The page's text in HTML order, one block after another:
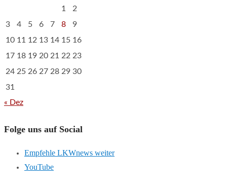
1
2
3
4 5 6 7 8
9
10 11 12 13 14 15 16
17 18 19 20 21 22 23
24 25 26 27 28 29 30
31
« Dez
Folge uns auf Social
Empfehle LKWnews weiter
YouTube